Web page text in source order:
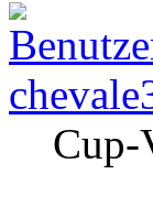
Cup-